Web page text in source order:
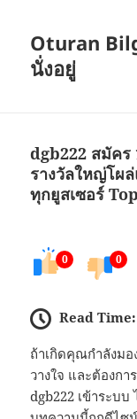
Oturan
นั่งอยู่
dgb222 สมัคร
รางวัลใหญ่โผ
ทุกยูสเซอร์
0 0
Read Time:
ถ้าเกิดคุณกำลังม
วางใจ และต้องก
dgb222 เข้าระบ